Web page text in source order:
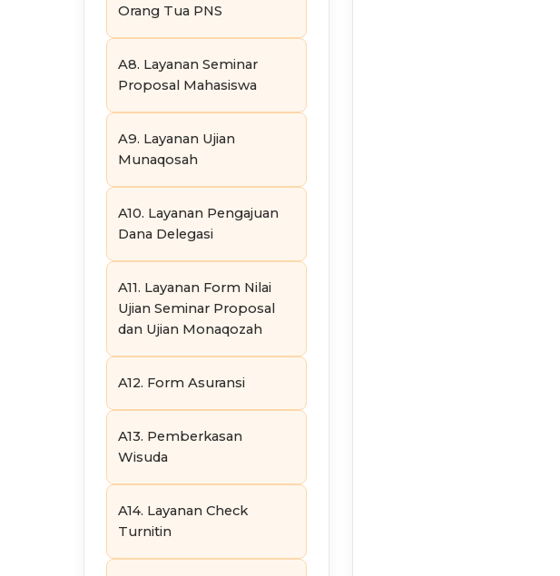
Orang Tua PNS
A8. Layanan Seminar
Proposal Mahasiswa
A9. Layanan Ujian
Munaqosah
A10. Layanan Pengajuan
Dana Delegasi
A11. Layanan Form Nilai
Ujian Seminar Proposal
dan Ujian Monaqozah
A12. Form Asuransi
A13. Pemberkasan
Wisuda
A14. Layanan Check
Turnitin